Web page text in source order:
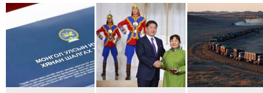
ЭРГЭН
ТОЙРОНД
ТОЙРОНД